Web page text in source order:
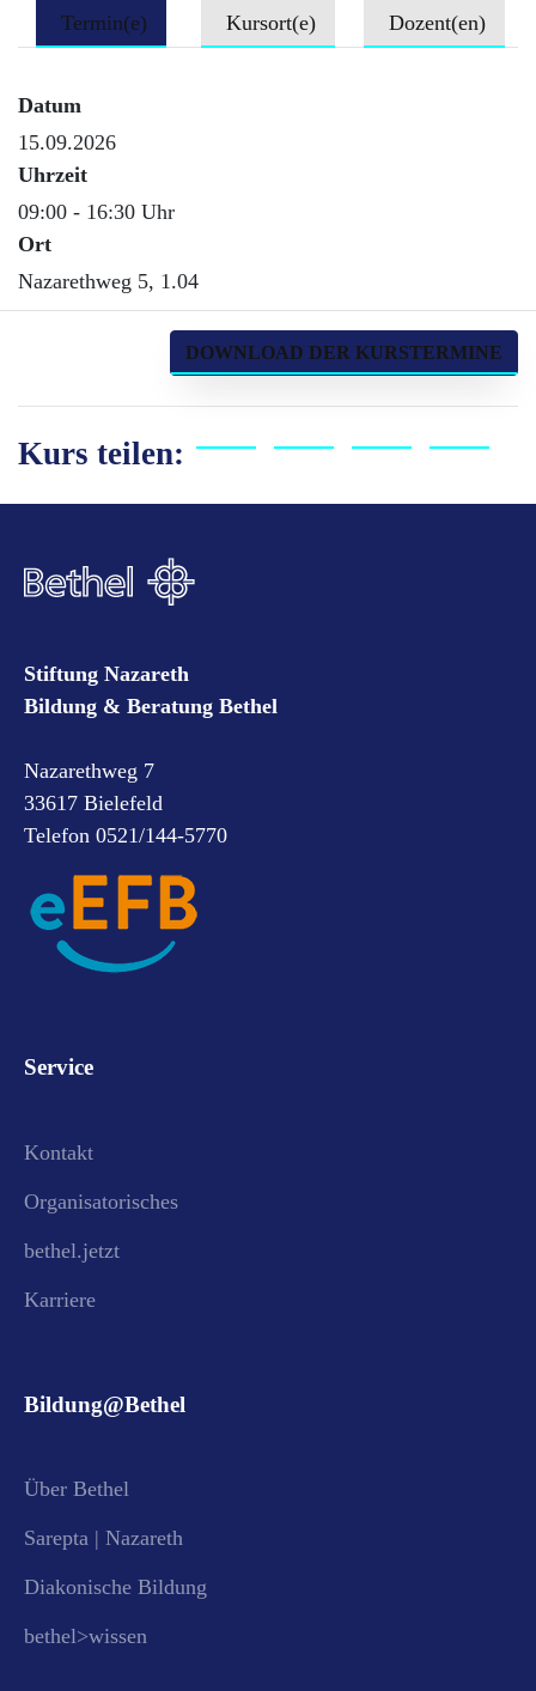
Termin(e) Kursort(e) Dozent(en)
Datum
15.09.2026
Uhrzeit
09:00 - 16:30 Uhr
Ort
Nazarethweg 5, 1.04
DOWNLOAD DER KURSTERMINE
Kurs teilen:
Stiftung Nazareth
Bildung & Beratung Bethel
Nazarethweg 7
33617 Bielefeld
Telefon 0521/144-5770
Service
Kontakt
Organisatorisches
bethel.jetzt
Karriere
Bildung@Bethel
Über Bethel
Sarepta | Nazareth
Diakonische Bildung
bethel>wissen